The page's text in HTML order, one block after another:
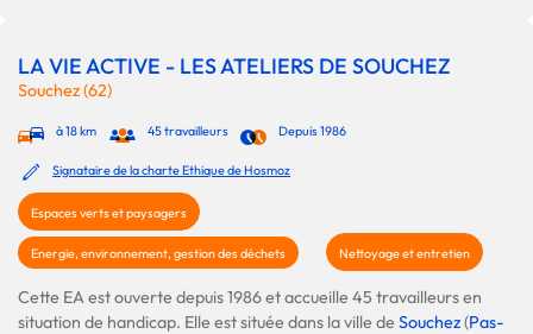
LA VIE ACTIVE - LES ATELIERS DE SOUCHEZ
Souchez (62)
à 18 km 45 travailleurs Depuis 1986
Signataire de la charte Ethique de Hosmoz
Espaces verts et paysagers
Energie, environnement, gestion des déchets Nettoyage et entretien
Cette EA est ouverte depuis 1986 et accueille 45 travailleurs en
situation de handicap. Elle est située dans la ville deSouchez(Pas-